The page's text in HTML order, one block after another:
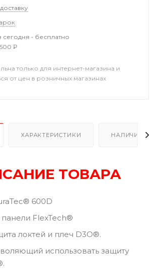
- бесплатно
₽
только для интернет-магазина и
от цен в розничных магазинах
ХАРАКТЕРИСТИКИ НАЛИЧИЕ В
ТОВАРА
600D
FlexTech®
локтей и плеч D3O®.
использовать защиту